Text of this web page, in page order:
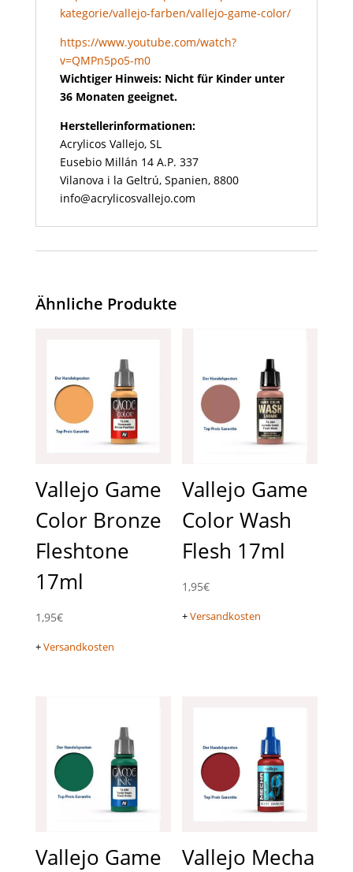
kategorie/vallejo-farben/vallejo-game-color/
https://www.youtube.com/watch?
v=QMPn5po5-m0
Wichtiger Hinweis: Nicht für Kinder unter
36 Monaten geeignet.
Herstellerinformationen:
Acrylicos Vallejo, SL
Eusebio Millán 14 A.P. 337
Vilanova i la Geltrú, Spanien, 8800
info@acrylicosvallejo.com
Ähnliche Produkte
Vallejo Game
Color Bronze
Fleshtone
17ml
1,95€
+Versandkosten
Vallejo Game
Color Wash
Flesh 17ml
1,95€
+Versandkosten
Vallejo Game
Vallejo Mecha